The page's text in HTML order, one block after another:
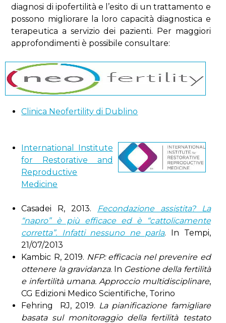
diagnosi di ipofertilità e l’esito di un trattamento e
possono migliorare la loro capacità diagnostica e
terapeutica a servizio dei pazienti. Per maggiori
approfondimenti è possibile consultare:
Clinica Neofertility di Dublino
International Institute
for Restorative and
Reproductive
Medicine
Casadei R, 2013.
Fecondazione assistita? La
“napro” è più efficace ed è “cattolicamente
corretta”. Infatti nessuno ne parla. In Tempi,
21/07/2013
Kambic R, 2019. NFP: efficacia nel prevenire ed
ottenere la gravidanza. In Gestione della fertilità
e infertilità umana. Approccio multidisciplinare,
CG Edizioni Medico Scientifiche, Torino
Fehring RJ, 2019. La pianificazione famigliare
basata sul monitoraggio della fertilità testato